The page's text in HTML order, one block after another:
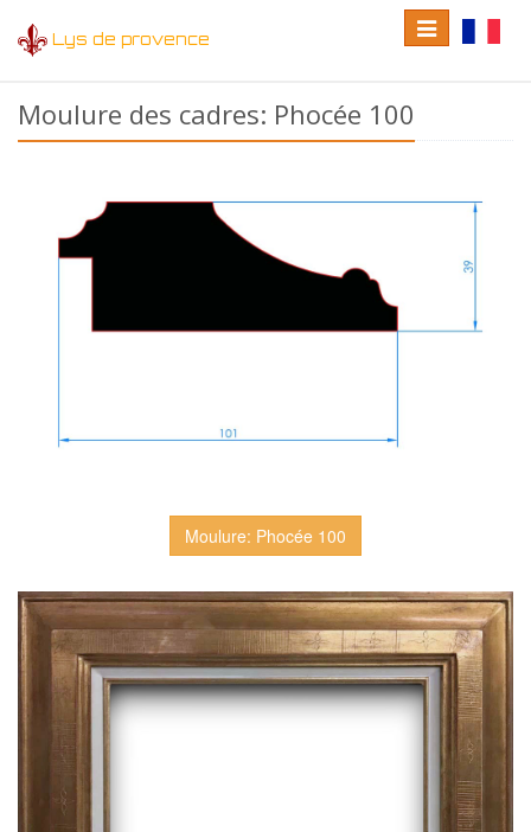
Lys de provence
language
Toggle
navigation
Moulure des cadres: Phocée 100
Moulure: Phocée 100